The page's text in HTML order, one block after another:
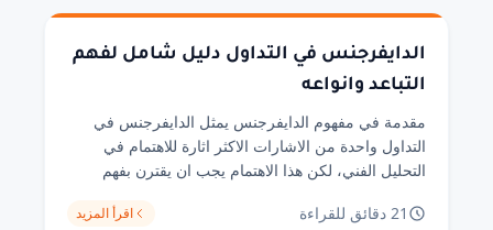
الدايفرجنس في التداول دليل شامل لفهم
التباعد وانواعه
مقدمة في مفهوم الدايفرجنس يمثل الدايفرجنس في
التداول واحدة من الاشارات الاكثر اثارة للاهتمام في
التحليل الفني، لكن هذا الاهتمام يجب ان يقترن بفهم
ببساطة هو حالة يتحرك فيها السعر في اتجاه بينما يتحرك
21 دقائق للقراءة اقرأ المزيد